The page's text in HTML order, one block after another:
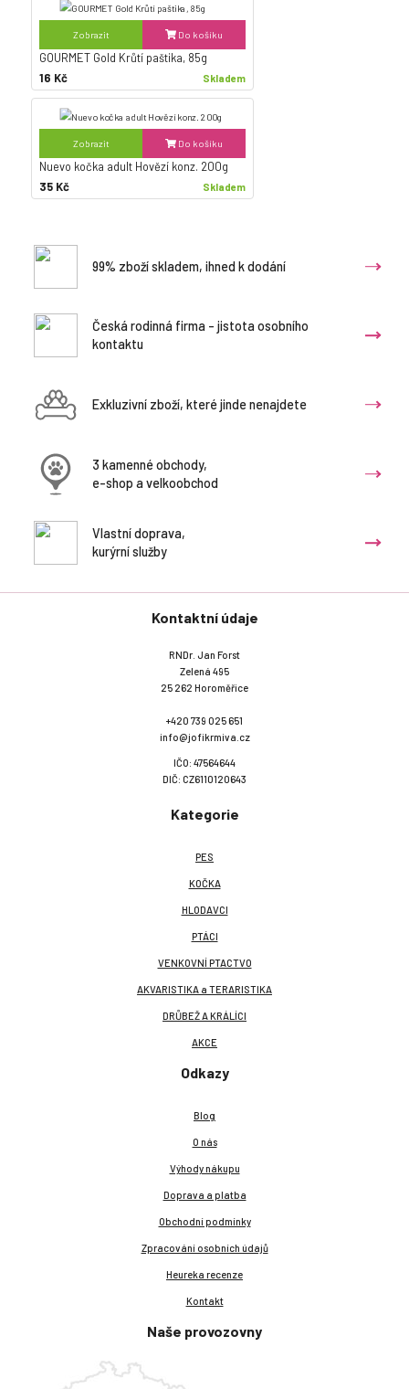
Zobrazit Do košíku
GOURMET Gold Krůtí paštika, 85g
16 Kč
Skladem
Zobrazit Do košíku
Nuevo kočka adult Hovězí konz. 200g
35 Kč
Skladem
99% zboží skladem, ihned k dodání
Česká rodinná firma - jistota osobního
kontaktu
Exkluzivní zboží, které jinde nenajdete
3 kamenné obchody,
e-shop a velkoobchod
Vlastní doprava,
kurýrní služby
Kontaktní údaje
RNDr. Jan Forst
Zelená 495
25 262 Horoměřice
+420 739 025 651
info@jofikrmiva.cz
IČO: 47564644
DIČ: CZ6110120643
Kategorie
PES
KOČKA
HLODAVCI
PTÁCI
VENKOVNÍ PTACTVO
AKVARISTIKA a TERARISTIKA
DRŮBEŽ A KRÁLÍCI
AKCE
Odkazy
Blog
O nás
Výhody nákupu
Doprava a platba
Obchodní podmínky
Zpracování osobních údajů
Heureka recenze
Kontakt
Naše provozovny